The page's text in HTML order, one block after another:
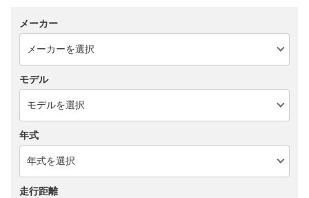
メーカー
モデル
年式
走行距離